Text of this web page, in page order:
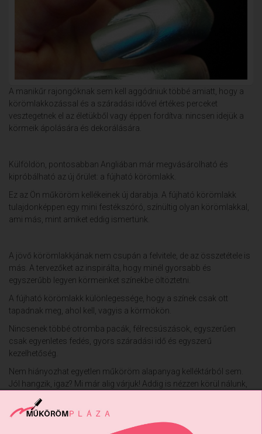
A manikűr rajongóknak sem kell aggódniuk többé amiatt, hogy a
körömlakkozással és a száradási idővel értékes perceket
vesztegetnek el az életükből vagy éppen fordítva: nincsen idejük a
körmeik ápolására és dekorálására.
Külföldön, pontosabban Angliában már megvásárolható és
kipróbálható az új őrület: a fújható körömlakk.
Ez az Ön műköröm kellékeinek új darabja. A fújható körömlakk
tulajdonképpen egy mini festékszóró, színültig olyan körömlakkal,
ami más, mint amiket eddig ismertünk.
A jövő körömlakkjának nem csupán a felvitele, de az összetétele is
más. A tervezőket az inspirálta, hogy minél gyorsabb és
egyszerűbb legyen körmeinket színekbe öltöztetni.
A fújható körömlakk különlegessége, hogy a színek csak ott
tapadnak meg, ahol kell, vagyis a körmökön.
Nincsenek többé otromba pacák, félrecsúszások, egyszerűen
csak egyenletes fedés, gyors száradási idő és egyszerű
kezelhetőség.
Nem hiányozhat egyetlen műköröm alapanyag kelléktárból sem.
Jól hangzik, igaz? Mi már alig várjuk! Addig is nézzen körül nálunk,
Megjelent:1985alkalommal